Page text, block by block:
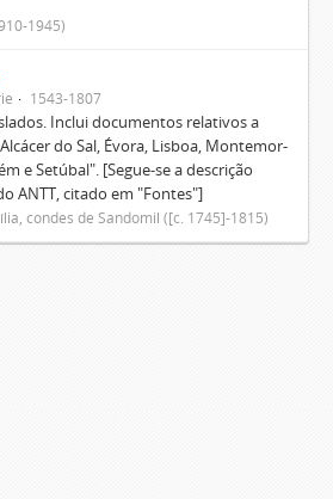
1945)
1543-1807
Inclui documentos relativos a
do Sal, Évora, Lisboa, Montemor-
e Setúbal". [Segue-se a descrição
ANTT, citado em "Fontes"]
condes de Sandomil ([c. 1745]-1815)